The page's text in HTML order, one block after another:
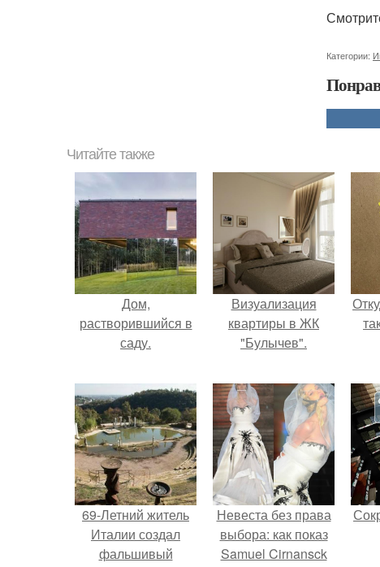
Категории:
Читайте также
Дом,
растворившийся в
саду.
Визуализация
квартиры в ЖК
"Булычев".
69-Летний житель
Италии создал
фальшивый
Невеста без права
выбора: как показ
Samuel Cirnansck